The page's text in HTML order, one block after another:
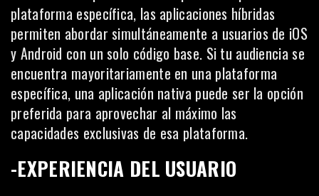
plataforma específica, las aplicaciones híbridas
permiten abordar simultáneamente a usuarios de iOS
y Android con un solo código base. Si tu audiencia se
encuentra mayoritariamente en una plataforma
específica, una aplicación nativa puede ser la opción
preferida para aprovechar al máximo las
capacidades exclusivas de esa plataforma.
-EXPERIENCIA DEL USUARIO